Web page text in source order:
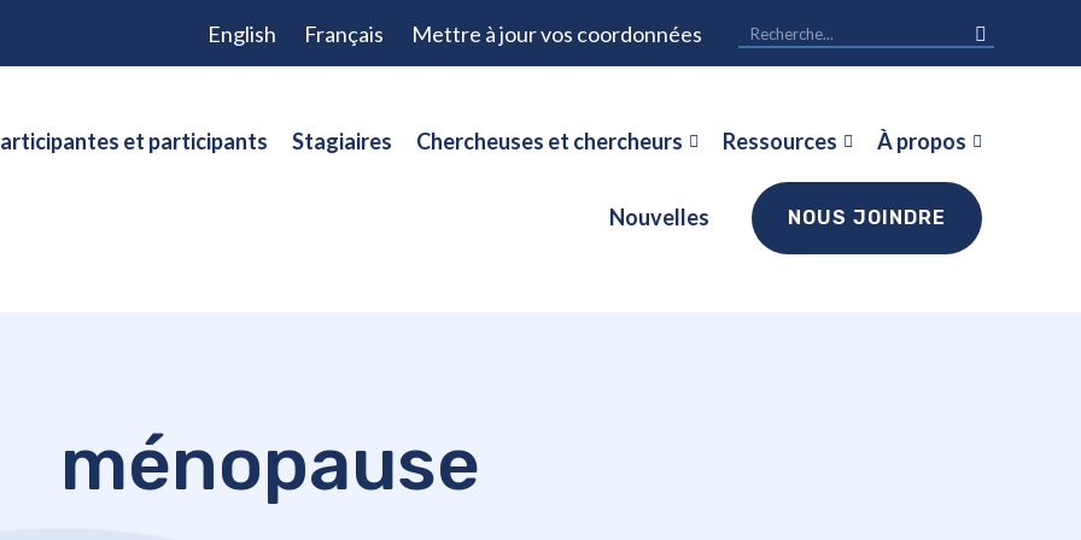
English Français Mettre à jour vos coordonnées
et participants Stagiaires Chercheuses et chercheurs Ressources À propos
Nouvelles NOUS JOINDRE
ménopause